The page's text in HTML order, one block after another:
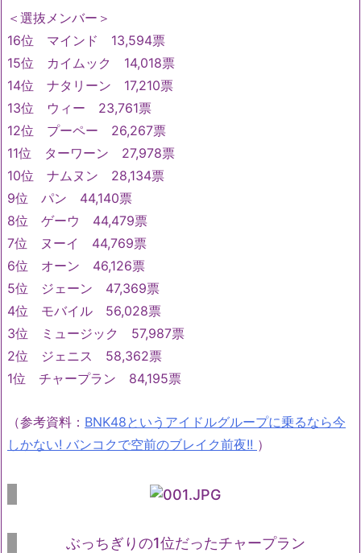
＜選抜メンバー＞
16位 マインド 13,594票
15位 カイムック 14,018票
14位 ナタリーン 17,210票
13位 ウィー 23,761票
12位 プーペー 26,267票
11位 ターワーン 27,978票
10位 ナムヌン 28,134票
9位 パン 44,140票
8位 ゲーウ 44,479票
7位 ヌーイ 44,769票
6位 オーン 46,126票
5位 ジェーン 47,369票
4位 モバイル 56,028票
3位 ミュージック 57,987票
2位 ジェニス 58,362票
1位 チャープラン 84,195票
（参考資料： BNK48というアイドルグループに乗るなら今
しかない! バンコクで空前のブレイク前夜!! ）
ぶっちぎりの1位だったチャープラン